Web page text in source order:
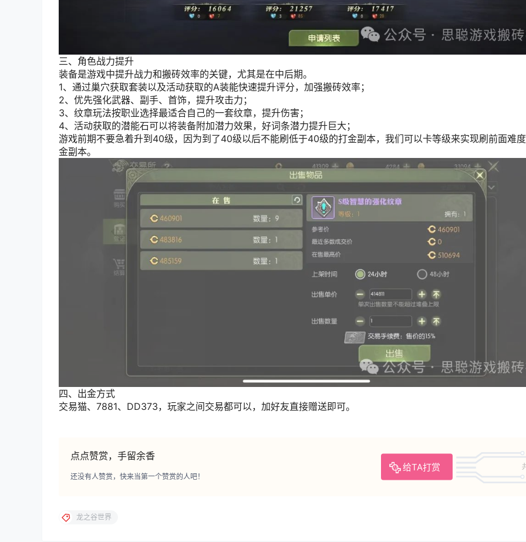
三、角色战力提升
装备是游戏中提升战力和搬砖效率的关键，尤其是在中后期。
1、通过巢穴获取套装以及活动获取的A装能快速提升评分，加强搬砖效率；
2、优先强化武器、副手、首饰，提升攻击力；
3、纹章玩法按职业选择最适合自己的一套纹章，提升伤害；
4、活动获取的潜能石可以将装备附加潜力效果，好词条潜力提升巨大；
游戏前期不要急着升到40级，因为到了40级以后不能刷低于40级的打金副本，我们可以卡等级来实现刷前面难
金副本。
四、出金方式
交易猫、7881、 DD373，玩家之间交易都可以，加好友直接赠送即可。
点点赞赏，手留余香
给TA打赏
还没有人赞赏，快来当第一个赞赏的人吧！
龙之谷世界